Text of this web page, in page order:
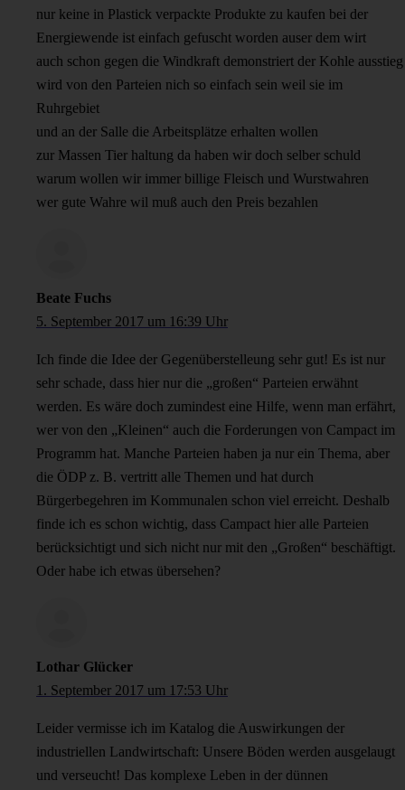
nur keine in Plastick verpackte Produkte zu kaufen bei der
Energiewende ist einfach gefuscht worden auser dem wirt
auch schon gegen die Windkraft demonstriert der Kohle ausstieg
wird von den Parteien nich so einfach sein weil sie im
Ruhrgebiet
und an der Salle die Arbeitsplätze erhalten wollen
zur Massen Tier haltung da haben wir doch selber schuld
warum wollen wir immer billige Fleisch und Wurstwahren
wer gute Wahre wil muß auch den Preis bezahlen
Beate Fuchs
5. September 2017 um 16:39 Uhr
Ich finde die Idee der Gegenüberstelleung sehr gut! Es ist nur
sehr schade, dass hier nur die „großen“ Parteien erwähnt
werden. Es wäre doch zumindest eine Hilfe, wenn man erfährt,
wer von den „Kleinen“ auch die Forderungen von Campact im
Programm hat. Manche Parteien haben ja nur ein Thema, aber
die ÖDP z. B. vertritt alle Themen und hat durch
Bürgerbegehren im Kommunalen schon viel erreicht. Deshalb
finde ich es schon wichtig, dass Campact hier alle Parteien
berücksichtigt und sich nicht nur mit den „Großen“ beschäftigt.
Oder habe ich etwas übersehen?
Lothar Glücker
1. September 2017 um 17:53 Uhr
Leider vermisse ich im Katalog die Auswirkungen der
industriellen Landwirtschaft: Unsere Böden werden ausgelaugt
und verseucht! Das komplexe Leben in der dünnen